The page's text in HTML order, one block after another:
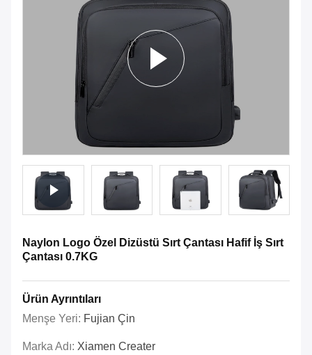
Naylon Logo Özel Dizüstü Sırt Çantası Hafif İş Sırt
Çantası 0.7KG
Ürün Ayrıntıları
Menşe Yeri: Fujian Çin
Marka Adı: Xiamen Creater